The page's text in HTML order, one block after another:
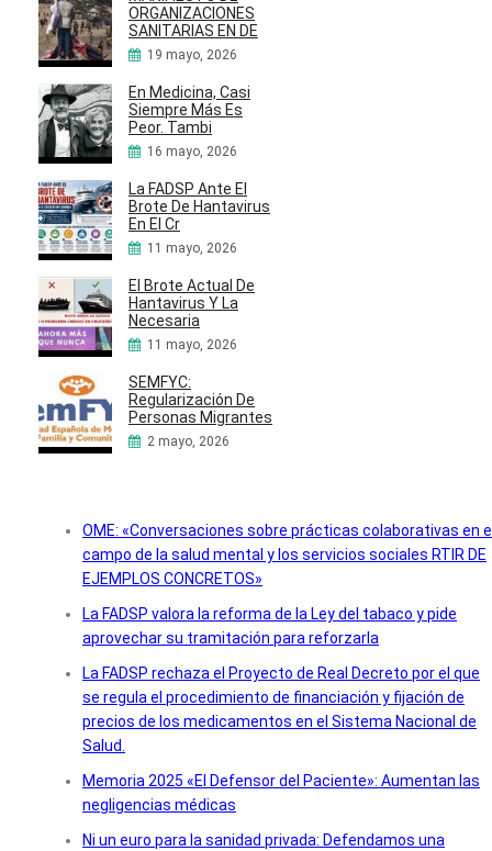
ORGANIZACIONES
SANITARIAS EN DE
19 mayo, 2026
En Medicina, Casi
Siempre Más Es
Peor. Tambi
16 mayo, 2026
La FADSP Ante El
Brote De Hantavirus
En El Cr
11 mayo, 2026
El Brote Actual De
Hantavirus Y La
Necesaria
11 mayo, 2026
SEMFYC:
Regularización De
Personas Migrantes
2 mayo, 2026
OME: «Conversaciones sobre prácticas colaborativas en
campo de la salud mental y los servicios sociales RTIR DE
EJEMPLOS CONCRETOS»
La FADSP valora la reforma de la Ley del tabaco y pide
aprovechar su tramitación para reforzarla
La FADSP rechaza el Proyecto de Real Decreto por el que
se regula el procedimiento de financiación y fijación de
precios de los medicamentos en el Sistema Nacional de
Salud.
Memoria 2025 «El Defensor del Paciente»: Aumentan las
negligencias médicas
Ni un euro para la sanidad privada: Defendamos una